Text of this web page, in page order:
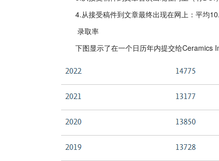
4.从接受稿件到文章最终出现在网上：平均
录取率
下图显示了在一个日历年内提交给Ceramics